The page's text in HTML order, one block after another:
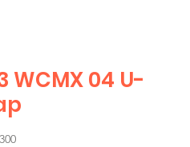
WCMX 04 U-